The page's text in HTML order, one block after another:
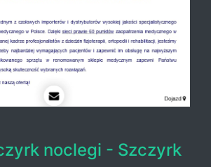
noclegi - Szczyrk